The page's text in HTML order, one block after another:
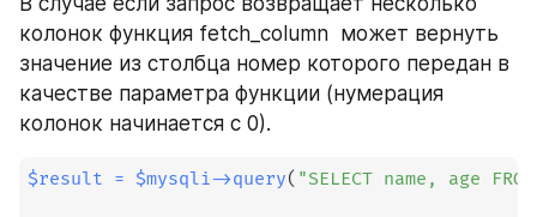
колонок функция fetch_column  может вернуть
значение из столбца номер которого передан в
качестве параметра функции (нумерация
колонок начинается с 0).
$result = $mysqli->query( "SELECT name, age